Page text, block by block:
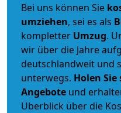
Bei uns können Sie
umziehen, sei es als
kompletter Umzug.
wir über die Jahre
deutschlandweit und
unterwegs. Holen
Angebote und
Überblick über die